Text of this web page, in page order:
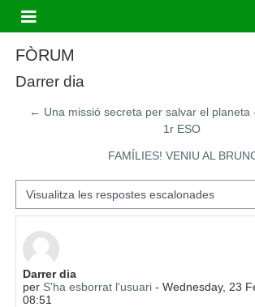
Panell lateral
FÒRUM
Darrer dia
← Una missió secreta per salvar el planeta
1r ESO
FAMÍLIES! VENIU AL
Mode de visualització
Darrer dia
per S'ha esborrat l'usuari -Wednesday, 23
08:51
Nombre de respostes: 0